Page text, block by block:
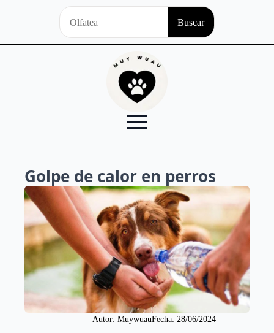
Buscar
Search
for:
Golpe de calor en perros
Autor: MuywuauFecha: 28/06/2024